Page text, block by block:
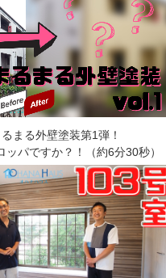
まる外壁塗装第1弾！
パですか？！（約6分30秒）